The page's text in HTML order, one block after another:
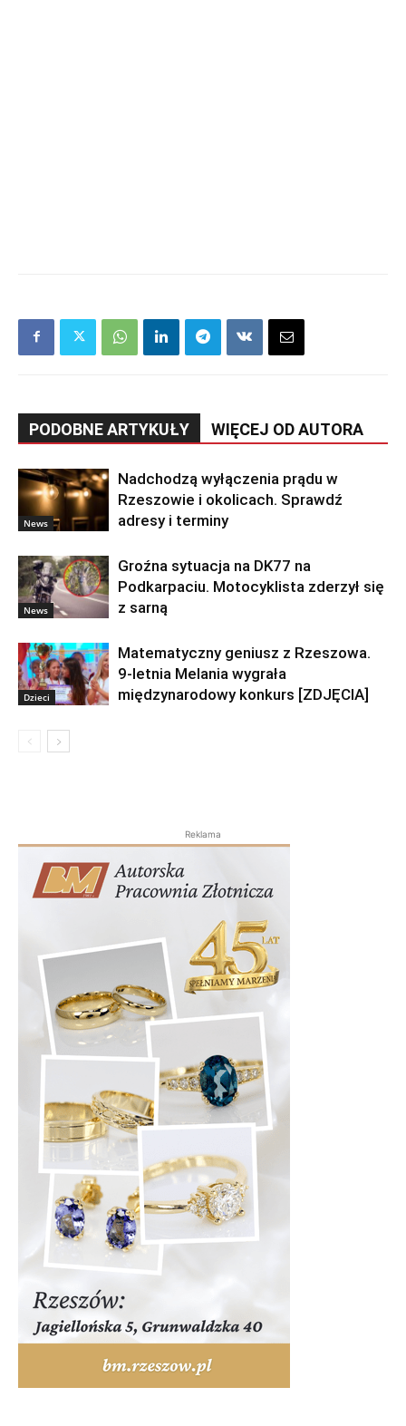
PODOBNE ARTYKUŁY WIĘCEJ OD AUTORA
News
Nadchodzą wyłączenia prądu w
Rzeszowie i okolicach. Sprawdź
adresy i terminy
News
Groźna sytuacja na DK77 na
Podkarpaciu. Motocyklista zderzył się
z sarną
Dzieci
Matematyczny geniusz z Rzeszowa.
9-letnia Melania wygrała
międzynarodowy konkurs [ZDJĘCIA]
Reklama